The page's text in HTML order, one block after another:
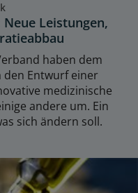
Leistungen,
haben dem
Entwurf einer
medizinische
andere um. Ein
sich ändern soll.